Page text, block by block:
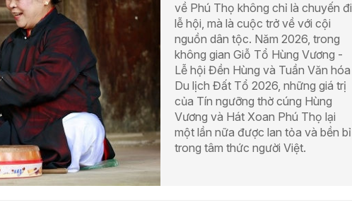
về Phú Thọ không chỉ là chuyến đi
lễ hội, mà là cuộc trở về với cội
nguồn dân tộc. Năm 2026, trong
không gian Giỗ Tổ Hùng Vương -
Lễ hội Đền Hùng và Tuần Văn hóa
Du lịch Đất Tổ 2026, những giá trị
của Tín ngưỡng thờ cúng Hùng
Vương và Hát Xoan Phú Thọ lại
một lần nữa được lan tỏa và bền bỉ
trong tâm thức người Việt.